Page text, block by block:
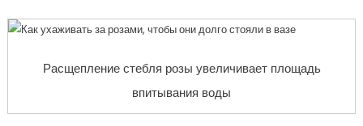
Расщепление стебля розы увеличивает площадь
впитывания воды